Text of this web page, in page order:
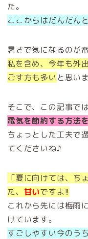
た。
ここからはだんだん
暑さで気になるのが
私を含め、今年も外
ごす方も多いと思い
そこで、この記事で
電気を節約する方法
ちょっとした工夫で
てくださいね♪
「夏に向けては、ち
た、 甘いですよ!!
これから先には梅雨
けています。
すごしやすい今のう